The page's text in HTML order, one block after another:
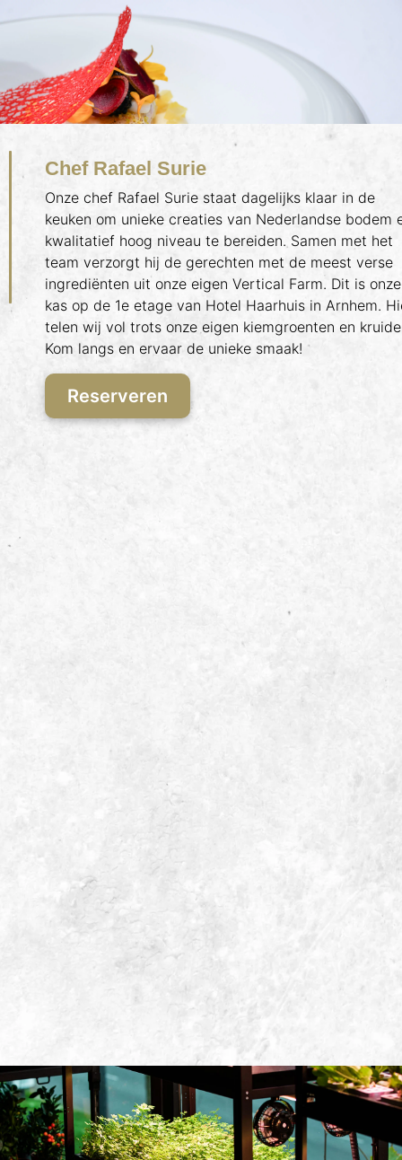
Chef Rafael Surie
Onze chef Rafael Surie staat dagelijks klaar in de
keuken om unieke creaties van Nederlandse bodem
kwalitatief hoog niveau te bereiden. Samen met het
team verzorgt hij de gerechten met de meest verse
ingrediënten uit onze eigen Vertical Farm. Dit is onze
kas op de 1e etage van Hotel Haarhuis in Arnhem.
telen wij vol trots onze eigen kiemgroenten en
Kom langs en ervaar de unieke smaak!
Reserveren